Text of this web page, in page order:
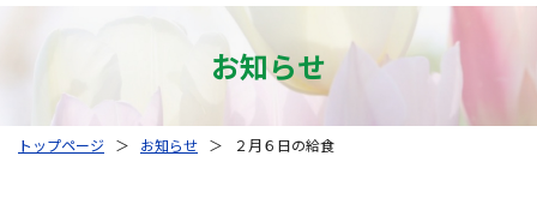
お知らせ
トップページ ＞ お知らせ ＞ ２月６日の給食